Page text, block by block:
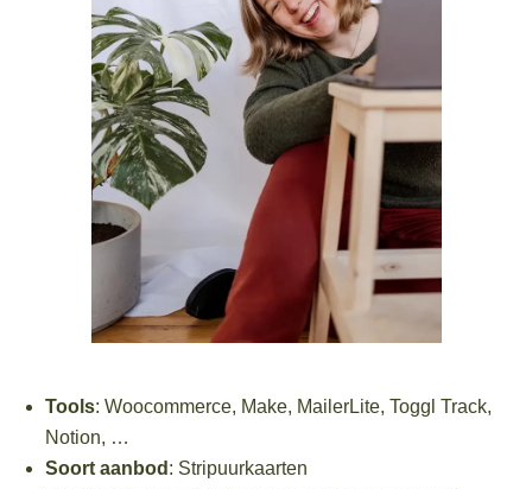
Tools: Woocommerce, Make, MailerLite, Toggl Track,
Notion, …
Soort aanbod : Stripuurkaarten